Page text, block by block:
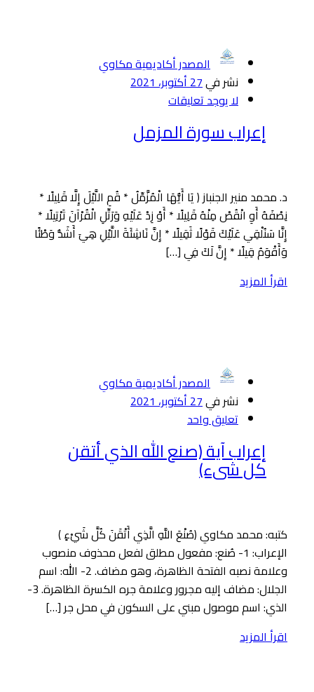
المصدر أكاديمية مكاوي
نشر في27 أكتوبر، 2021
لا يوجد تعليقات
إعراب سورة المزمل
د. محمد منير الجنباز ﴿ يَا أَيُّهَا الْمُزَّمِّلُ * قُمِ اللَّيْلَ إِلَّا قَلِيلًا *
نِصْفَهُ أَوِ انْقُصْ مِنْهُ قَلِيلًا * أَوْ زِدْ عَلَيْهِ وَرَتِّلِ الْقُرْآنَ تَرْتِيلًا *
إِنَّا سَنُلْقِي عَلَيْكَ قَوْلًا ثَقِيلًا * إِنَّ نَاشِئَةَ اللَّيْلِ هِيَ أَشَدُّ وَطْئًا
وَأَقْوَمُ قِيلًا * إِنَّ لَكَ فِي […]
اقرأ المزيد
المصدر أكاديمية مكاوي
نشر في27 أكتوبر، 2021
تعليق واحد
إعراب آية (صنع الله الذي أتقن
كل شىء)
كتبه: محمد مكاوي ﴿صُنْعَ اللَّهِ الَّذِي أَتْقَنَ كُلَّ شَيْءٍ ﴾
الإعراب: 1- صُنع: مفعول مطلق لفعل محذوف منصوب
وعلامة نصبه الفتحة الظاهرة، وهو مضاف. 2- الله: اسم
الجلال: مضاف إليه مجرور وعلامة جره الكسرة الظاهرة. 3-
الذي: اسم موصول مبني على السكون في محل جر […]
اقرأ المزيد